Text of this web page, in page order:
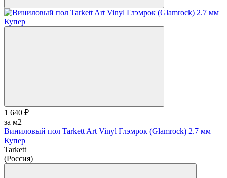
1 640 ₽
за м2
Виниловый пол Tarkett Art Vinyl Глэмрок (Glamrock) 2.7 мм
Купер
Tarkett
(Россия)